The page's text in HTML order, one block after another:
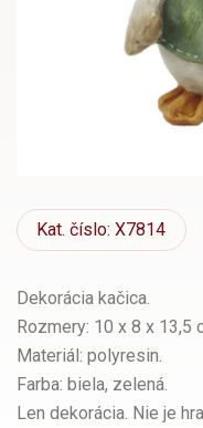
Kat. číslo: X7814
Dekorácia kačica.
Rozmery: 10 x 8 x 13,5
Materiál: polyresin.
Farba: biela, zelená.
Len dekorácia. Nie je